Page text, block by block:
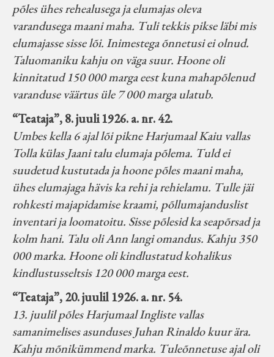
põles ühes rehealusega ja elumajas oleva
varandusega maani maha. Tuli tekkis pikse läbi mis
elumajasse sisse lõi. Inimestega õnnetusi ei olnud.
Taluomaniku kahju on väga suur. Hoone oli
kinnitatud 150 000 marga eest kuna mahapõlenud
varanduse väärtus üle 7 000 marga ulatub.
“Teataja”, 8. juuli 1926. a. nr. 42.
Umbes kella 6 ajal lõi pikne Harjumaal Kaiu vallas
Tolla külas Jaani talu elumaja põlema. Tuld ei
suudetud kustutada ja hoone põles maani maha,
ühes elumajaga hävis ka rehi ja rehielamu. Tulle jäi
rohkesti majapidamise kraami, põllumajanduslist
inventari ja loomatoitu. Sisse põlesid ka seapõrsad ja
kolm hani. Talu oli Ann langi omandus. Kahju 350
000 marka. Hoone oli kindlustatud kohalikus
kindlustusseltsis 120 000 marga eest.
“Teataja”, 20. juulil 1926. a. nr. 54.
13. juulil põles Harjumaal Ingliste vallas
samanimelises asunduses Juhan Rinaldo kuur ära.
Kahju mõnikümmend marka. Tuleõnnetuse ajal oli